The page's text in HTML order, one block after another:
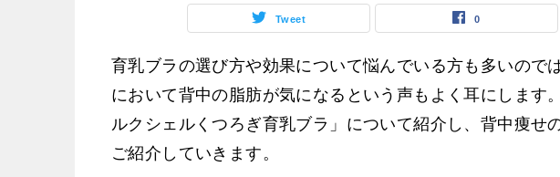
Tweet 0
育乳ブラの選び方や効果について悩んでいる方も多いので
において背中の脂肪が気になるという声もよく耳にします
ルクシェルくつろぎ育乳ブラ」について紹介し、背中痩せ
ご紹介していきます。